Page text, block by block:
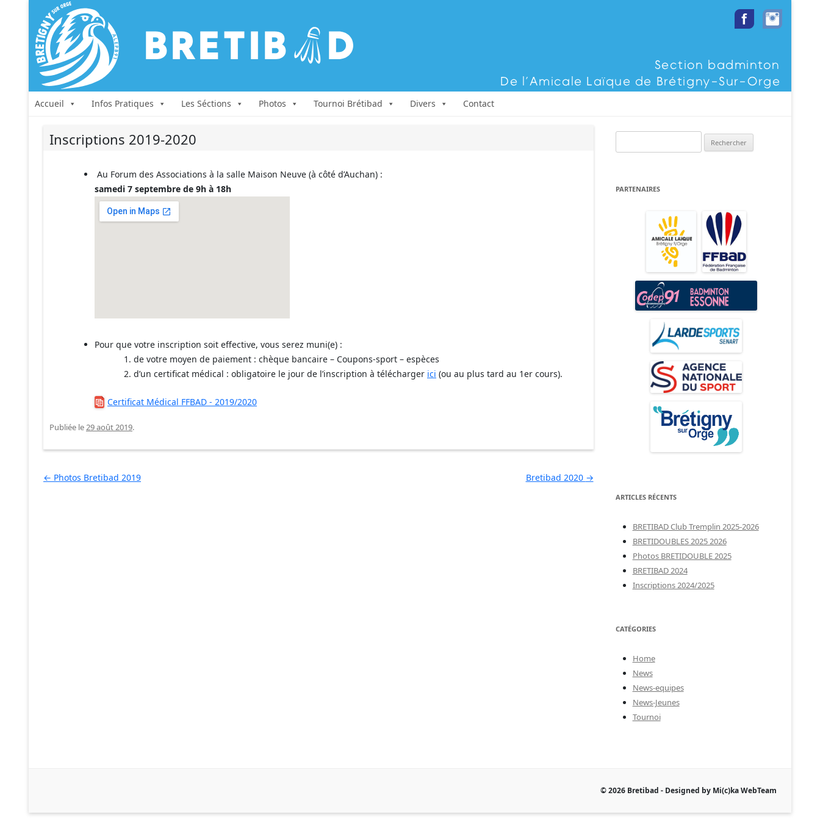
Aller au contenu
Accueil Infos Pratiques Les Séctions Photos Tournoi Brétibad Divers Contact
Inscriptions 2019-2020
Au Forum des Associations à la salle Maison Neuve (à côté d’Auchan) :
samedi 7 septembre de 9h à 18h
Pour que votre inscription soit effective, vous serez muni(e) :
de votre moyen de paiement : chèque bancaire – Coupons-sport – espèces
d’un certificat médical : obligatoire le jour de l’inscription à télécharger ici (ou au plus tard au 1er cours).
Certificat Médical FFBAD - 2019/2020
Publiée le29 août 2019.
Navigation des articles
← Photos Bretibad 2019 Bretibad 2020 →
PARTENAIRES
ARTICLES RÉCENTS
BRETIBAD Club Tremplin 2025-2026
BRETIDOUBLES 2025 2026
Photos BRETIDOUBLE 2025
BRETIBAD 2024
Inscriptions 2024/2025
CATÉGORIES
Home
News
News-equipes
News-Jeunes
Tournoi
© 2026 Bretibad - Designed by Mi(c)ka WebTeam